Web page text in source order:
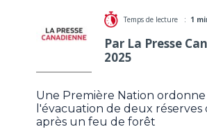
Temps de lecture : 1
Par La Presse
2025
Une Première Nation ordonne
l'évacuation de deux réserves
après un feu de forêt